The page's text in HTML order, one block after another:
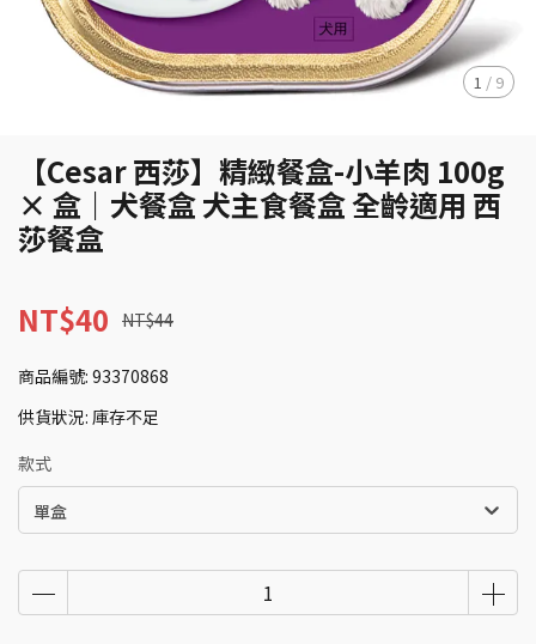
1 / 9
【Cesar 西莎】精緻餐盒-小羊肉 100g
× 盒｜犬餐盒 犬主食餐盒 全齡適用 西
莎餐盒
NT$40 NT$44
商品編號: 93370868
供貨狀況: 庫存不足
款式
單盒